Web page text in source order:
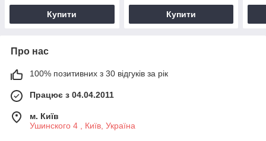
Купити Купити
Про нас
100% позитивних з 30 відгуків за рік
Працює з 04.04.2011
м. Київ
Ушинского 4 , Київ, Україна